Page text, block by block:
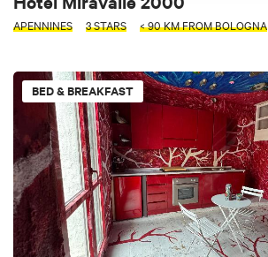
APENNINES 3 STARS < 90 KM FROM BOLOGNA
BED & BREAKFAST